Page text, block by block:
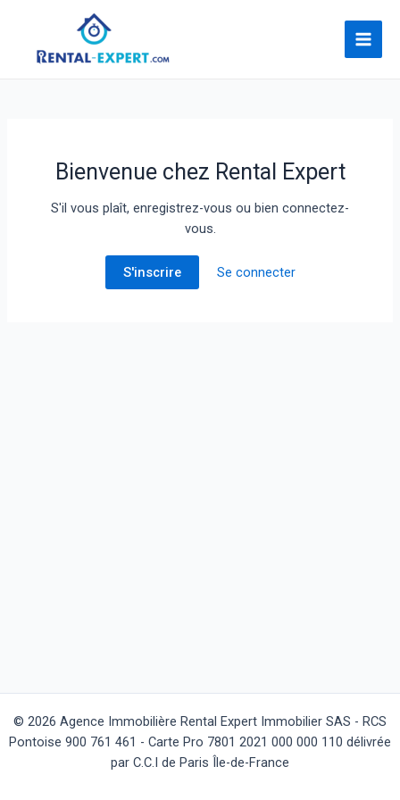
Bienvenue chez Rental Expert
S'il vous plaît, enregistrez-vous ou bien connectez-
vous.
S'inscrire Se connecter
© 2026 Agence Immobilière Rental Expert Immobilier SAS - RCS
Pontoise 900 761 461 - Carte Pro 7801 2021 000 000 110 délivrée
par C.C.I de Paris Île-de-France